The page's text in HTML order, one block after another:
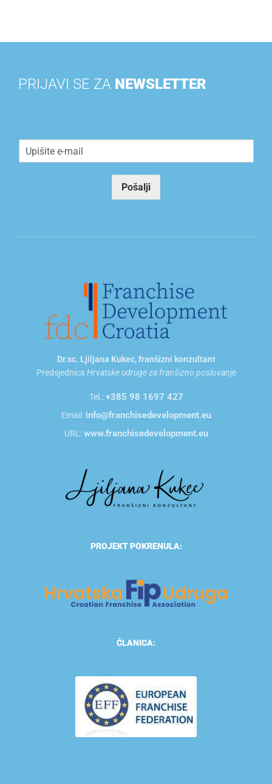
PRIJAVI SE ZANEWSLETTER
m
Pošalji
Dr.sc. Ljiljana Kukec, franšizni konzultant
Predsjednica Hrvatske udruge za franšizno poslovanje
Tel.:+385 98 1697 427
Email: info@franchisedevelopment.eu
URL:www.franchisedevelopment.eu
PROJEKT POKRENULA:
ČLANICA: